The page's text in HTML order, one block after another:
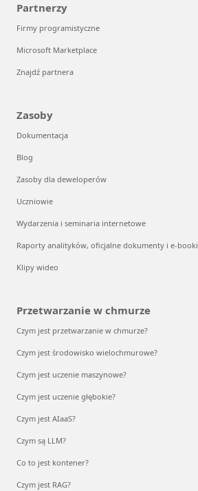
Partnerzy
Firmy programistyczne
Microsoft Marketplace
Znajdź partnera
Zasoby
Dokumentacja
Blog
Zasoby dla deweloperów
Uczniowie
Wydarzenia i seminaria internetowe
Raporty analityków, oficjalne dokumenty i e-booki
Klipy wideo
Przetwarzanie w chmurze
Czym jest przetwarzanie w chmurze?
Czym jest środowisko wielochmurowe?
Czym jest uczenie maszynowe?
Czym jest uczenie głębokie?
Czym jest AIaaS?
Czym są LLM?
Co to jest kontener?
Czym jest RAG?